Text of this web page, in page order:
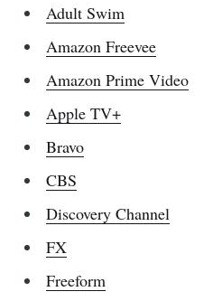
Adult Swim
Amazon Freevee
Amazon Prime Video
Apple TV+
Bravo
CBS
Discovery Channel
FX
Freeform